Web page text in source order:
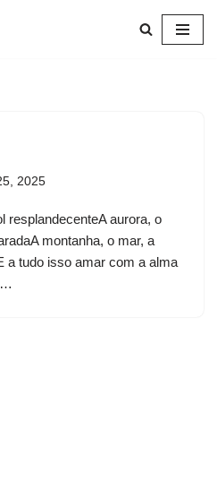
2025
resplandecenteA aurora, o
montanha, o mar, a
a tudo isso amar com a alma